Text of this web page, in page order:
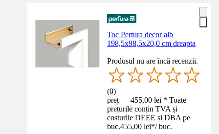
Toc Pertura decor alb
198,5x98,5x20,0 cm dreapta
Produsul nu are încă recenzii.
(0)
preț — 455,00 lei * Toate
prețurile conțin TVA și
costurile DEEE și DBA pe
buc.455,00 lei*/ buc.